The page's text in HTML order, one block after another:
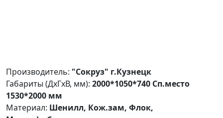
Производитель: "Сокруз" г.Кузнецк
Габариты (ДxГxВ, мм): 2000*1050*740 Сп.место
1530*2000 мм
Материал: Шенилл, Кож.зам, Флок,